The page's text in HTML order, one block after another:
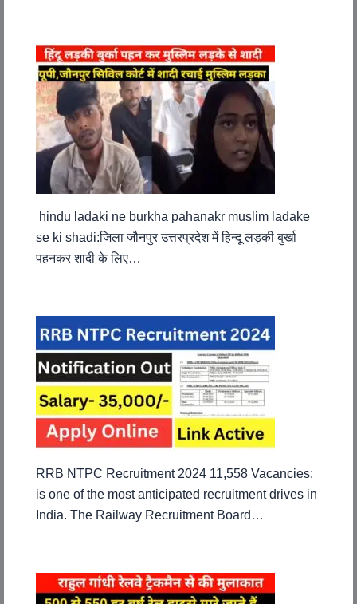
hindu ladaki ne burkha pahanakr muslim ladake
se ki shadi:जिला जौनपुर उत्तरप्रदेश में हिन्दू लड़की बुर्खा
पहनकर शादी के लिए…
RRB NTPC Recruitment 2024 11,558 Vacancies:
is one of the most anticipated recruitment drives in
India. The Railway Recruitment Board…